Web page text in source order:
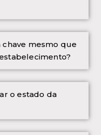
chave mesmo que
o estado da